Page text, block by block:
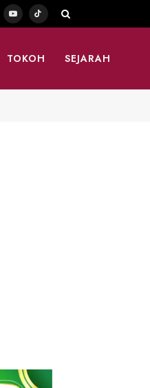
YouTubeTikTok
TOKOH SEJARAH